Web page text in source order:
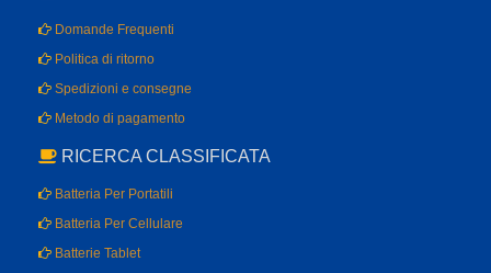
Domande Frequenti
Politica di ritorno
Spedizioni e consegne
Metodo di pagamento
RICERCA CLASSIFICATA
Batteria Per Portatili
Batteria Per Cellulare
Batterie Tablet